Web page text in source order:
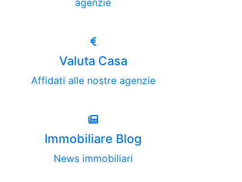
agenzie
Valuta Casa
Affidati alle nostre agenzie
Immobiliare Blog
News immobiliari